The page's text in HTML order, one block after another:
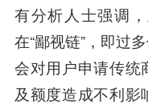
有分析人士强调
在“鄙视链”，即过
会对用户申请传统
及额度造成不利影